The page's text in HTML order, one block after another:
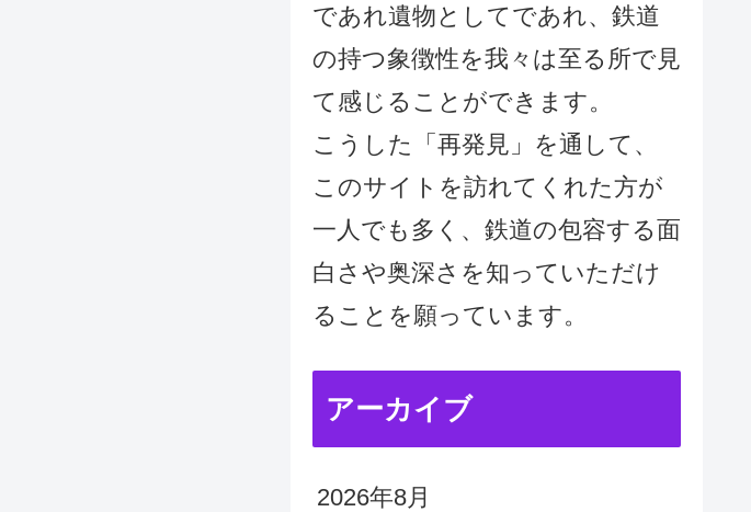
であれ遺物としてであれ、鉄道
の持つ象徴性を我々は至る所で見
て感じることができます。
こうした「再発見」を通して、
このサイトを訪れてくれた方が
一人でも多く、鉄道の包容する面
白さや奥深さを知っていただけ
ることを願っています。
アーカイブ
2026年8月